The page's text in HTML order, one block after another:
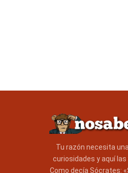
Tu razón necesita
curiosidades y aquí
Como decía Sócrates: